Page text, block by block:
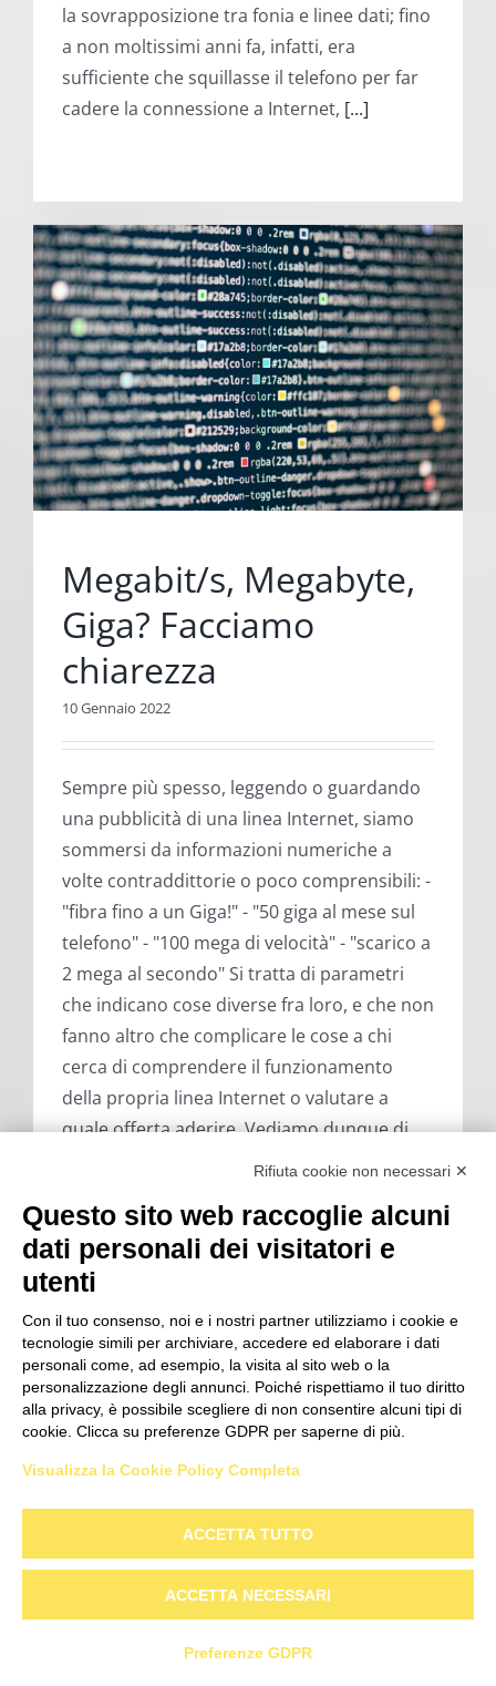
a non moltissimi anni fa, infatti, era
sufficiente che squillasse il telefono per far
cadere la connessione a Internet,[...]
Giga? Facciamo
chiarezza
10 Gennaio 2022
Sempre più spesso, leggendo o guardando
una pubblicità di una linea Internet, siamo
sommersi da informazioni numeriche a
volte contraddittorie o poco comprensibili: -
"fibra fino a un Giga!" - "50 giga al mese sul
telefono" - "100 mega di velocità" - "scarico a
2 mega al secondo" Si tratta di parametri
che indicano cose diverse fra loro, e che non
fanno altro che complicare le cose a chi
cerca di comprendere il funzionamento
della propria linea Internet o valutare a
quale offerta aderire. Vediamo dunque di
fare un po' di chiarezza su queste misure! I
traffico. Ogni linea Internet ha una quantità
di dati utilizzabili (generalmente limitata
sugli smartphone ma senza limiti nelle linee
wi-fi casalinghe) e una velocità disponibile
(sempre limitata a una certa soglia).
Possiamo paragonare questi parametri
all'utilizzo di un'automobile: la quantità di
traffico indica la benzina presente nel
serbatoio (che può permettere di fare 100,
indica, fondamentalmente, quanto tempo ci
impiegherò a percorrere quei chilometri. Un
Rifiuta cookie non necessari ✕
Questo sito web raccoglie alcuni
dati personali dei visitatori e
utenti
Con il tuo consenso, noi e i nostri partner utilizziamo i cookie e
tecnologie simili per archiviare, accedere ed elaborare i dati
personali come, ad esempio, la visita al sito web o la
personalizzazione degli annunci. Poiché rispettiamo il tuo diritto
alla privacy, è possibile scegliere di non consentire alcuni tipi di
cookie. Clicca su preferenze GDPR per saperne di più.
Visualizza la Cookie Policy Completa
ACCETTA TUTTO
ACCETTA NECESSARI
Preferenze GDPR